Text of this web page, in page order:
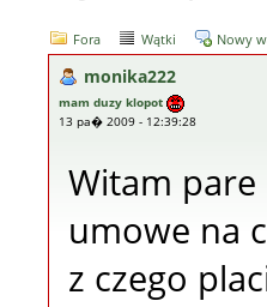
Fora Wątki Nowy
monika222
mam duzy klopot
13 pa� 2009 - 12:39:28
Witam
umowe na
z czego